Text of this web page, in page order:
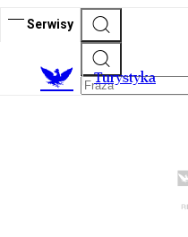
Serwisy
Turystyka